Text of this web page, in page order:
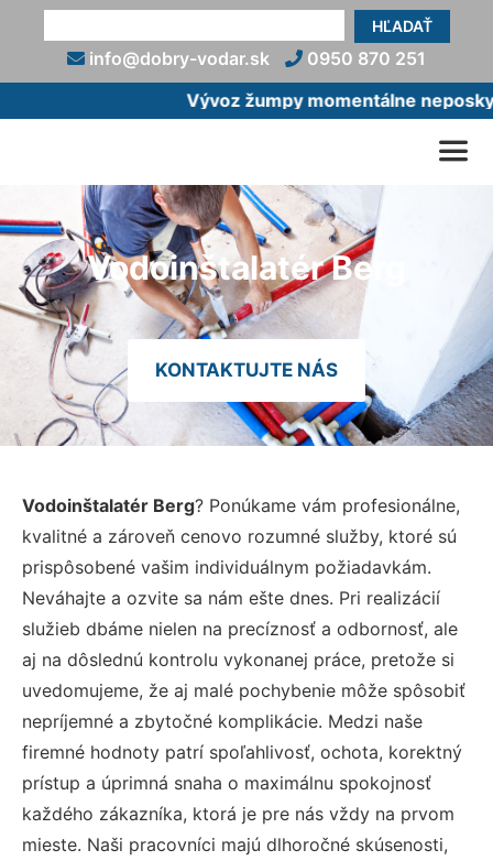
HĽADAŤ
info@dobry-vodar.sk
0950 870 251
Vývoz žumpy momentálne
Vodoinštalatér Berg
KONTAKTUJTE NÁS
Vodoinštalatér Berg? Ponúkame vám profesionálne,
kvalitné a zároveň cenovo rozumné služby, ktoré sú
prispôsobené vašim individuálnym požiadavkám.
Neváhajte a ozvite sa nám ešte dnes. Pri realizácií
služieb dbáme nielen na precíznosť a odbornosť, ale
aj na dôslednú kontrolu vykonanej práce, pretože si
uvedomujeme, že aj malé pochybenie môže spôsobiť
nepríjemné a zbytočné komplikácie. Medzi naše
firemné hodnoty patrí spoľahlivosť, ochota, korektný
prístup a úprimná snaha o maximálnu spokojnosť
každého zákazníka, ktorá je pre nás vždy na prvom
mieste. Naši pracovníci majú dlhoročné skúsenosti,